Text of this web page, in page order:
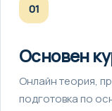
01
Основен
Онлайн теория,
подготовка по